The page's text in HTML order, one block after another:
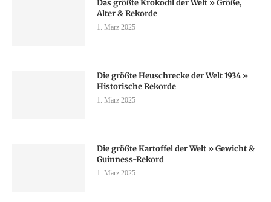
Das größte Krokodil der Welt » Größe,
Alter & Rekorde
1. März 2025
Die größte Heuschrecke der Welt 1934 »
Historische Rekorde
1. März 2025
Die größte Kartoffel der Welt » Gewicht &
Guinness-Rekord
1. März 2025